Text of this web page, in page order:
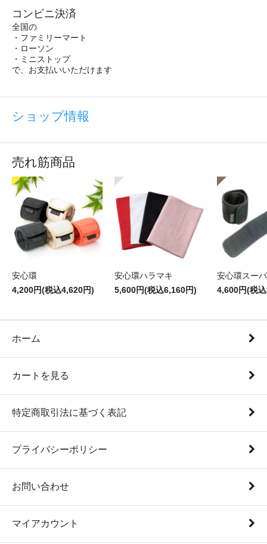
コンビニ決済
全国の
・ファミリーマート
・ローソン
・ミニストップ
で、お支払いいただけます
ショップ情報
売れ筋商品
安心環
4,200円(税込4,620円)
安心環ハラマキ
5,600円(税込6,160円)
安心環スー
4,600円(税
ホーム
カートを見る
特定商取引法に基づく表記
プライバシーポリシー
お問い合わせ
マイアカウント